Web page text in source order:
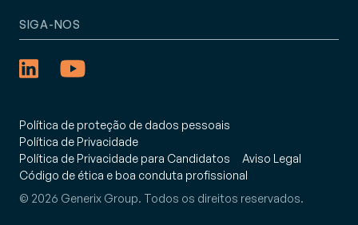
Política de proteção de dados pessoais
Política de Privacidade
Política de Privacidade para Candidatos
Aviso Legal
Código de ética e boa conduta profissional
© 2026 Generix Group. Todos os direitos reservados.
SIGA-NOS